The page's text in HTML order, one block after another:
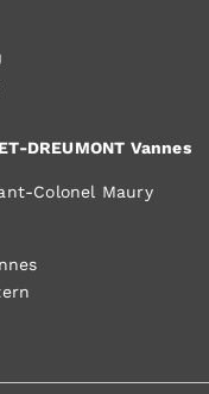
DREUMONT Vannes
Colonel Maury